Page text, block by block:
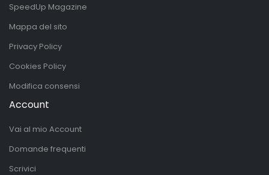
SpeedUp Magazine
Mappa del sito
Privacy Policy
Cookies Policy
Modifica consensi
Account
Vai al mio Account
Domande frequenti
Scrivici